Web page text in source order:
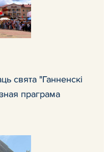
свята "Ганненскі
праграма